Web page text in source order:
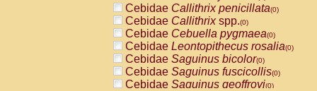
PitheciidaePithecia pithecia(0)
CercopithecidaeCercocebus agilis
CercopithecidaeCercocebus
CercopithecidaeCercocebus
CercopithecidaeCercocebus
CercopithecidaeCercocebus
CercopithecidaeCercocebushybrid
Cebidae Callithrix penicillata(0)
Cebidae Callithrixspp.(0)
Cebidae Cebuella pygmaea(0)
Cebidae Leontopithecus rosalia(0)
Cebidae Saguinus bicolor(0)
Cebidae Saguinus fuscicollis(0)
Cebidae Saguinus geoffroyi(0)